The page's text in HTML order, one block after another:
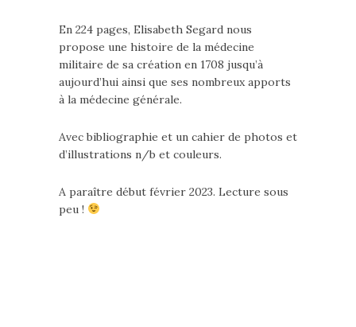
En 224 pages, Elisabeth Segard nous
propose une histoire de la médecine
militaire de sa création en 1708 jusqu’à
aujourd’hui ainsi que ses nombreux apports
à la médecine générale.
Avec bibliographie et un cahier de photos et
d’illustrations n/b et couleurs.
A paraître début février 2023. Lecture sous
peu !